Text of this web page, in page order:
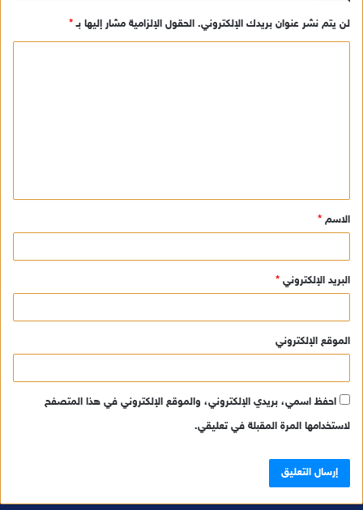
لن يتم نشر عنوان بريدك الإلكتروني. الحقول الإلزامية مشار إليها بـ*
ق
*
الاسم *
البريد الإلكتروني *
الموقع الإلكتروني
احفظ اسمي، بريدي الإلكتروني، والموقع الإلكتروني في هذا المتصفح
لاستخدامها المرة المقبلة في تعليقي.